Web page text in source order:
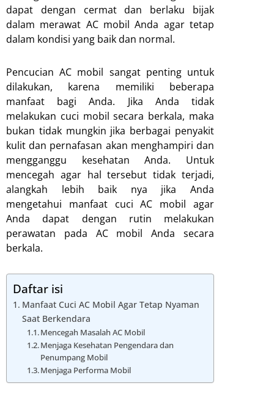
dapat dengan cermat dan berlaku bijak
dalam merawat AC mobil Anda agar tetap
dalam kondisi yang baik dan normal.
Pencucian AC mobil sangat penting untuk
dilakukan, karena memiliki beberapa
manfaat bagi Anda. Jika Anda tidak
melakukan cuci mobil secara berkala, maka
bukan tidak mungkin jika berbagai penyakit
kulit dan pernafasan akan menghampiri dan
mengganggu kesehatan Anda. Untuk
mencegah agar hal tersebut tidak terjadi,
alangkah lebih baik nya jika Anda
mengetahui manfaat cuci AC mobil agar
Anda dapat dengan rutin melakukan
perawatan pada AC mobil Anda secara
berkala.
Daftar isi
Manfaat Cuci AC Mobil Agar Tetap Nyaman
Saat Berkendara
Mencegah Masalah AC Mobil
Menjaga Kesehatan Pengendara dan
Penumpang Mobil
Menjaga Performa Mobil